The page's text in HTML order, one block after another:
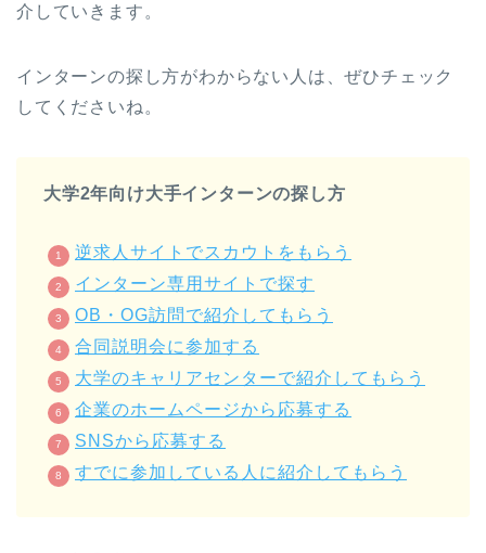
介していきます。
インターンの探し方がわからない人は、ぜひチェック
してくださいね。
大学2年向け大手インターンの探し方
逆求人サイトでスカウトをもらう
インターン専用サイトで探す
OB・OG訪問で紹介してもらう
合同説明会に参加する
大学のキャリアセンターで紹介してもらう
企業のホームページから応募する
SNSから応募する
すでに参加している人に紹介してもらう